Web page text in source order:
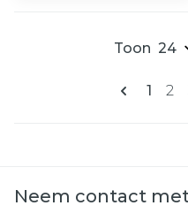
U
1 2
Toon
Neem contact